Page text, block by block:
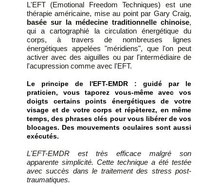
L'EFT (Emotional Freedom Techniques) est une
thérapie américaine, mise au point par Gary Craig,
basée sur la médecine traditionnelle chinoise,
qui a cartographié la circulation énergétique du
corps, à travers de nombreuses lignes
énergétiques appelées "méridiens", que l'on peut
activer avec des aiguilles ou par l'intermédiaire de
l'acupression comme avec l'EFT.
Le principe de l'EFT-EMDR :
guidé par le
praticien, vous taporez vous-même avec vos
doigts certains points énergétiques de votre
visage et de votre corps et répèterez, en même
temps, des phrases clés pour vous libérer de vos
blocages. Des mouvements oculaires sont aussi
exécutés.
L'EFT-EMDR est très efficace malgré son
apparente simplicité. Cette technique a été testée
avec succès dans le traitement des stress post-
traumatiques.